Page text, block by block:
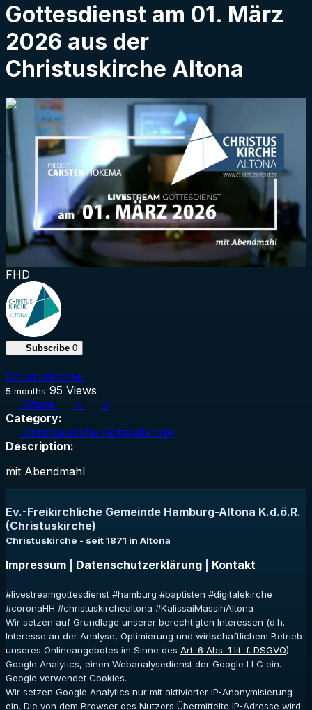
Gottesdienst am 01. März
2026 aus der
Christuskirche Altona
1:17:22
FHD
Subscribe 0
Christuskirche
5 months 95 Views
Share
0 0
Category:
Christuskirche Gottesdienste
Description:
mit Abendmahl
Ev.-Freikirchliche Gemeinde Hamburg-Altona K.d.ö.R.
(Christuskirche)
Christuskirche - seit 1871 in Altona
Impressum Datenschutzerklärung Kontakt
#livestreamgottesdienst #hamburg #baptisten #digitalekirche
#coronaHH #christuskirchealtona #KalissaiMassihAltona
Wir setzen auf Grundlage unserer berechtigten Interessen (d.h.
Interesse an der Analyse, Optimierung und wirtschaftlichem Betrieb
unseres Onlineangebotes im Sinne des Art. 6 Abs. 1 lit. f. DSGVO)
Google Analytics, einen Webanalysedienst der Google LLC ein.
Google verwendet Cookies.
Wir setzen Google Analytics nur mit aktivierter IP-Anonymisierung
ein. Die von dem Browser des Nutzers Übermittelte IP-Adresse wird